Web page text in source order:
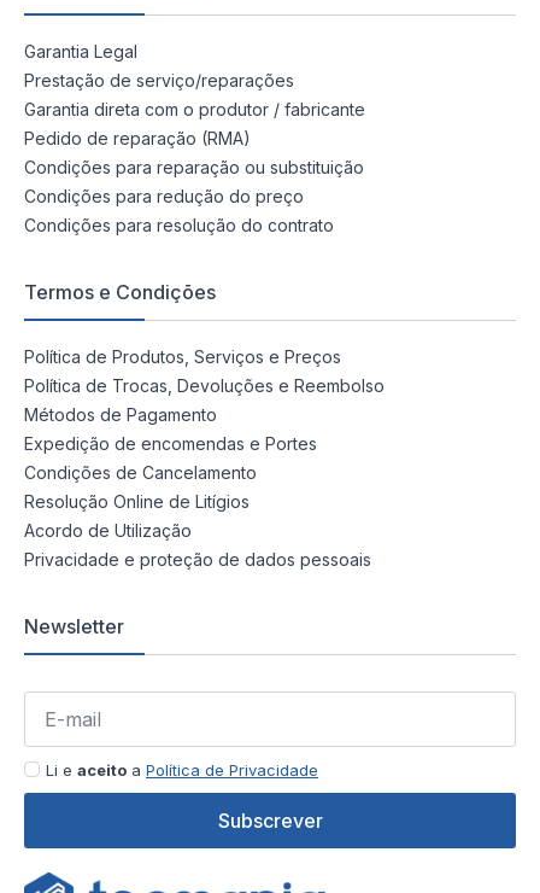
Garantia Legal
Prestação de serviço/reparações
Garantia direta com o produtor / fabricante
Pedido de reparação (RMA)
Condições para reparação ou substituição
Condições para redução do preço
Condições para resolução do contrato
Termos e Condições
Política de Produtos, Serviços e Preços
Política de Trocas, Devoluções e Reembolso
Métodos de Pagamento
Expedição de encomendas e Portes
Condições de Cancelamento
Resolução Online de Litígios
Acordo de Utilização
Privacidade e proteção de dados pessoais
Newsletter
Li e aceito a Política de Privacidade
Subscrever